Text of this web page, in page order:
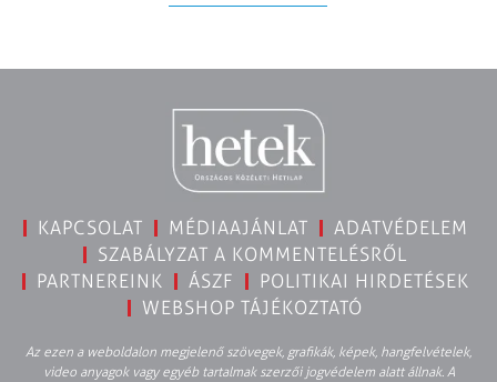
KAPCSOLAT MÉDIAAJÁNLAT
ADATVÉDELEM
SZABÁLYZAT A KOMMENTELÉSRŐL
PARTNEREINK
ÁSZF
POLITIKAI HIRDETÉSEK
WEBSHOP TÁJÉKOZTATÓ
Az ezen a weboldalon megjelenő szövegek, grafikák, képek, hangfelvételek,
video anyagok vagy egyéb tartalmak szerzői jogvédelem alatt állnak. A